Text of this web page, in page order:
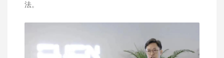
法。